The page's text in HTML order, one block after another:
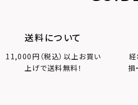
送料について
11,000円（税込）以上お買い
上げで送料無料！
損